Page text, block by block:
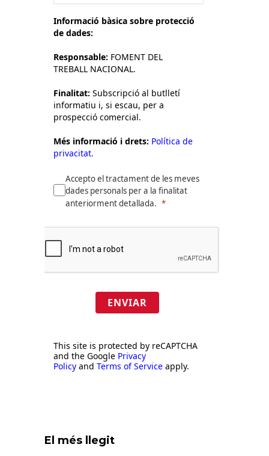
Informació bàsica sobre protecció
de dades:
Responsable: FOMENT DEL
TREBALL NACIONAL.
Finalitat: Subscripció al butlletí
informatiu i, si escau, per a
prospecció comercial.
Més informació i drets: Política de
privacitat.
Accepto el tractament de les meves
dades personals per a la finalitat
anteriorment detallada.
ENVIAR
This site is protected by reCAPTCHA
and the Google Privacy
Policy and Terms of Service apply.
El més llegit